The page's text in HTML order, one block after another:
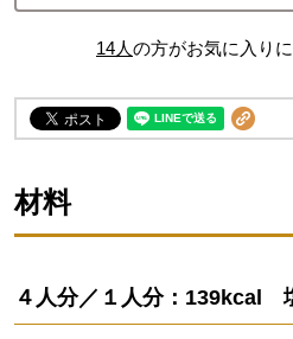
14人の方がお気に入り
材料
４人分／１人分：139kcal